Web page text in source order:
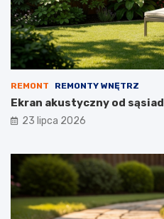
REMONT REMONTY WNĘTRZ
Ekran akustyczny od
23 lipca 2026